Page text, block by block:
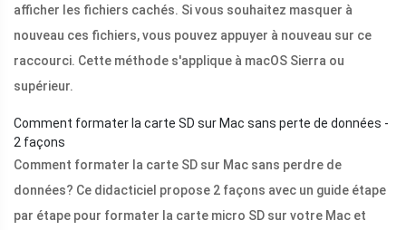
afficher les fichiers cachés. Si vous souhaitez masquer à
nouveau ces fichiers, vous pouvez appuyer à nouveau sur ce
raccourci. Cette méthode s'applique à macOS Sierra ou
supérieur.
Comment formater la carte SD sur Mac sans perte de données -
2 façons
Comment formater la carte SD sur Mac sans perdre de
données? Ce didacticiel propose 2 façons avec un guide étape
par étape pour formater la carte micro SD sur votre Mac et